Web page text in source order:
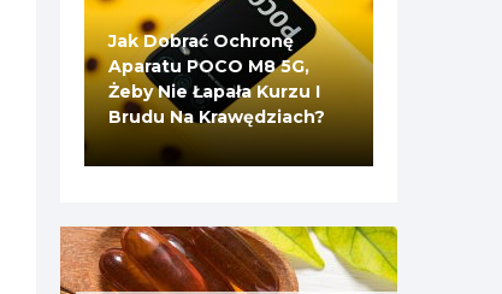
Jak Dobrać Ochronę
Aparatu POCO M8 5G,
Żeby Nie Łapała Kurzu I
Brudu Na Krawędziach?